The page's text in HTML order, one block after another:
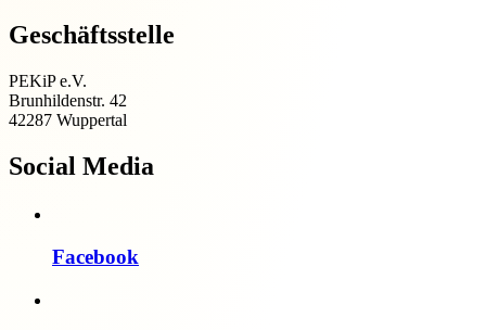
Geschäftsstelle
PEKiP e.V.
Brunhildenstr. 42
42287 Wuppertal
Social Media
Facebook